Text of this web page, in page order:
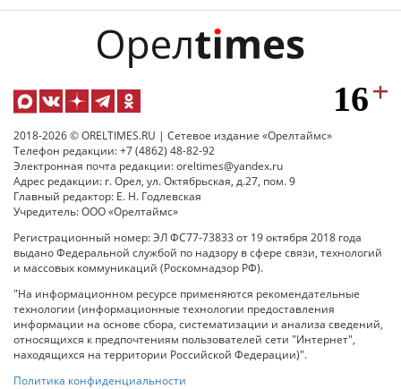
2018-2026 © ORELTIMES.RU | Сетевое издание «Орелтаймс»
Телефон редакции: +7 (4862) 48-82-92
Электронная почта редакции: oreltimes@yandex.ru
Адрес редакции: г. Орел, ул. Октябрьская, д.27, пом. 9
Главный редактор: Е. Н. Годлевская
Учредитель: ООО «Орелтаймс»
Регистрационный номер: ЭЛ ФС77-73833 от 19 октября 2018 года
выдано Федеральной службой по надзору в сфере связи, технологий
и массовых коммуникаций (Роскомнадзор РФ).
"На информационном ресурсе применяются рекомендательные
технологии (информационные технологии предоставления
информации на основе сбора, систематизации и анализа сведений,
относящихся к предпочтениям пользователей сети "Интернет",
находящихся на территории Российской Федерации)".
Политика конфиденциальности